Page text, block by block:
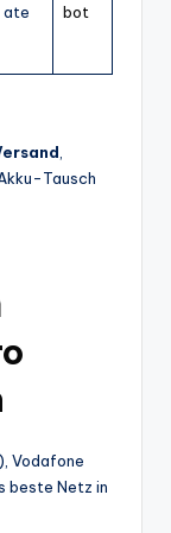
ate
bot
,
Tausch
Vodafone
beste Netz in